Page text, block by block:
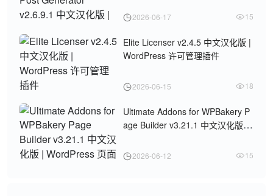
2026-06-17 15
Elite Licenser v2.4.5 中文汉化版 |
WordPress 许可管理插件
2026-06-15 18
Ultimate Addons for WPBakery P
age Builder v3.21.1 中文汉化版 |
2026-06-12 15